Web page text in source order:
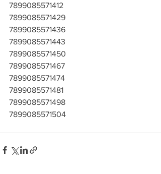
7899085571412
7899085571429
7899085571436
7899085571443
7899085571450
7899085571467
7899085571474
7899085571481
7899085571498
7899085571504